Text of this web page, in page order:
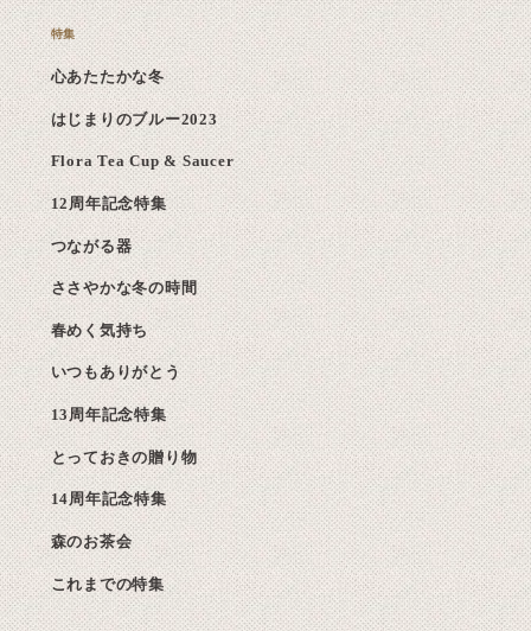
心あたたかな冬
はじまりのブルー2023
Flora Tea Cup & Saucer
12周年記念特集
つながる器
ささやかな冬の時間
春めく気持ち
いつもありがとう
13周年記念特集
とっておきの贈り物
14周年記念特集
森のお茶会
これまでの特集